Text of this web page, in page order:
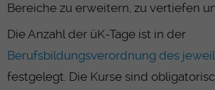
Bereiche zu erweitern, zu vertiefen
Die Anzahl der üK-Tage ist in der
Berufsbildungsverordnung des
festgelegt. Die Kurse sind